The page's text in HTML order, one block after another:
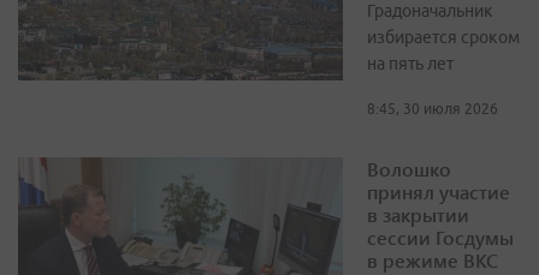
Градоначальник
избирается сроком
на пять лет
8:45, 30 июля 2026
Волошко
принял участие
в закрытии
сессии Госдумы
в режиме ВКС